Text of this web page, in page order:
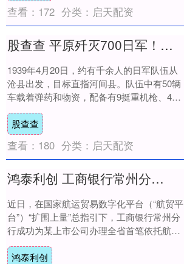
查看： 172 分类： 启天配资
股查查 平原歼灭700日军！遗憾：打扫战场不细，未发现敌尸下藏武器
1939年4月20日，约有千余人的日军队伍从
沧县出发，目标直指河间县。队伍中有50辆
车载着弹药和物资，配备有9挺重机枪、4具
掷弹筒，还有两门山炮，武器装备堪称精....
股查查
查看： 180 分类： 启天配资
鸿泰利创 工商银行常州分行办理全省首笔航贸平台国际证开证登记业务
近日，在国家航运贸易数字化平台（“航贸平
台”）“扩围上量”总指引下，工商银行常州分
行成功为某上市公司办理全省首笔依托航贸
平台开立及传输的国际信用证业务，标志着
数....
鸿泰利创